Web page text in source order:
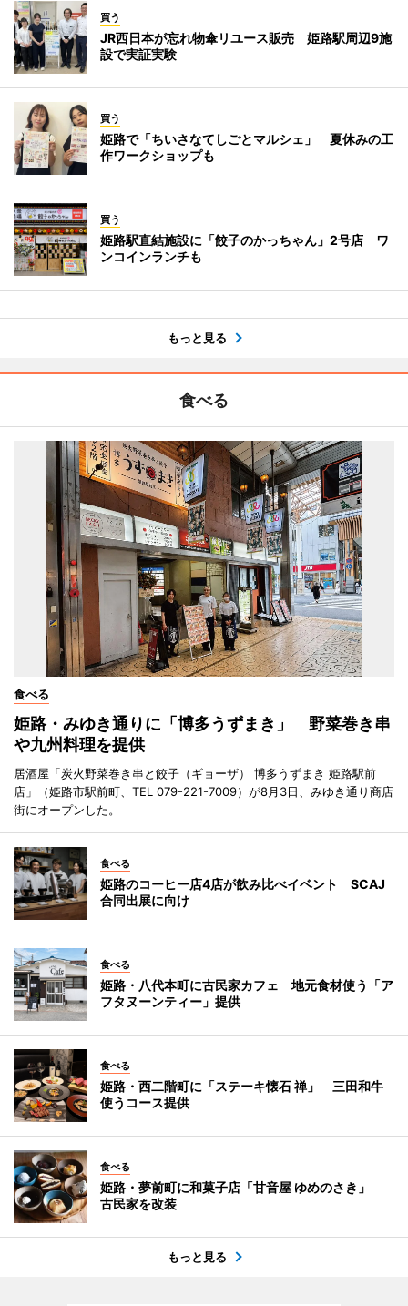
買う
JR西日本が忘れ物傘リユース販売 姫路駅周辺9施
設で実証実験
買う
姫路で「ちいさなてしごとマルシェ」 夏休みの工
作ワークショップも
買う
姫路駅直結施設に「餃子のかっちゃん」2号店 ワ
ンコインランチも
もっと見る
食べる
食べる
姫路・みゆき通りに「博多うずまき」 野菜巻き串
や九州料理を提供
居酒屋「炭火野菜巻き串と餃子（ギョーザ） 博多うずまき 姫路駅前
店」（姫路市駅前町、TEL 079-221-7009）が8月3日、みゆき通り商店
街にオープンした。
食べる
姫路のコーヒー店4店が飲み比べイベント SCAJ
合同出展に向け
食べる
姫路・八代本町に古民家カフェ 地元食材使う「ア
フタヌーンティー」提供
食べる
姫路・西二階町に「ステーキ懐石 禅」 三田和牛
使うコース提供
食べる
姫路・夢前町に和菓子店「甘音屋 ゆめのさき」
古民家を改装
もっと見る